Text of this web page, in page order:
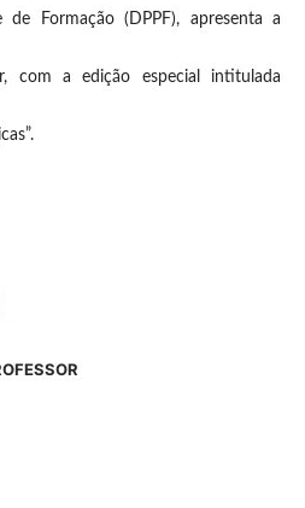
de Formação (DPPF), apresenta a
com a edição especial intitulada